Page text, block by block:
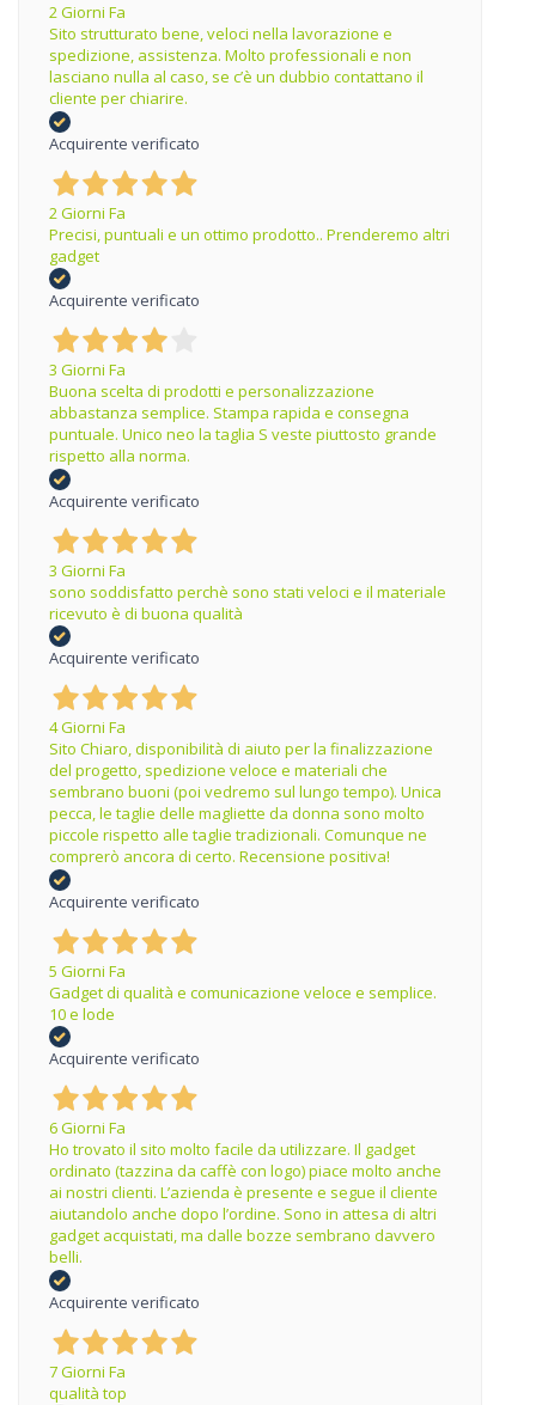
2 Giorni Fa
Sito strutturato bene, veloci nella lavorazione e
spedizione, assistenza. Molto professionali e non
lasciano nulla al caso, se c’è un dubbio contattano il
cliente per chiarire.
Acquirente verificato
2 Giorni Fa
Precisi, puntuali e un ottimo prodotto.. Prenderemo altri
gadget
Acquirente verificato
3 Giorni Fa
Buona scelta di prodotti e personalizzazione
abbastanza semplice. Stampa rapida e consegna
puntuale. Unico neo la taglia S veste piuttosto grande
rispetto alla norma.
Acquirente verificato
3 Giorni Fa
sono soddisfatto perchè sono stati veloci e il materiale
ricevuto è di buona qualità
Acquirente verificato
4 Giorni Fa
Sito Chiaro, disponibilità di aiuto per la finalizzazione
del progetto, spedizione veloce e materiali che
sembrano buoni (poi vedremo sul lungo tempo). Unica
pecca, le taglie delle magliette da donna sono molto
piccole rispetto alle taglie tradizionali. Comunque ne
comprerò ancora di certo. Recensione positiva!
Acquirente verificato
5 Giorni Fa
Gadget di qualità e comunicazione veloce e semplice.
10 e lode
Acquirente verificato
6 Giorni Fa
Ho trovato il sito molto facile da utilizzare. Il gadget
ordinato (tazzina da caffè con logo) piace molto anche
ai nostri clienti. L’azienda è presente e segue il cliente
aiutandolo anche dopo l’ordine. Sono in attesa di altri
gadget acquistati, ma dalle bozze sembrano davvero
belli.
Acquirente verificato
7 Giorni Fa
qualità top